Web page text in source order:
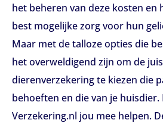
het beheren van deze kosten en
best mogelijke zorg voor hun
Maar met de talloze opties die
het overweldigend zijn om de
dierenverzekering te kiezen die
behoeften en die van je huisdier.
Verzekering.nl jou mee helpen.